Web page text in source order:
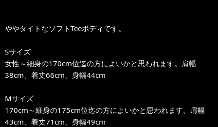
ややタイトなソフトTeeボディです。
Sサイズ
女性～細身の170cm位迄の方によいかと思われます。肩幅
38cm、着丈66cm、身幅44cm
Mサイズ
170cm～細身の175cm位迄の方によいかと思われます。肩幅
43cm、着丈71cm、身幅49cm